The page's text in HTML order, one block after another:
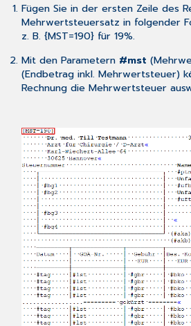
Fügen Sie in der ersten Zeile des
Mehrwertsteuersatz in folgender
z. B. {MST=190} für 19%.
Mit den Parametern #mst
(Endbetrag inkl. Mehrwertsteuer)
Rechnung die Mehrwertsteuer